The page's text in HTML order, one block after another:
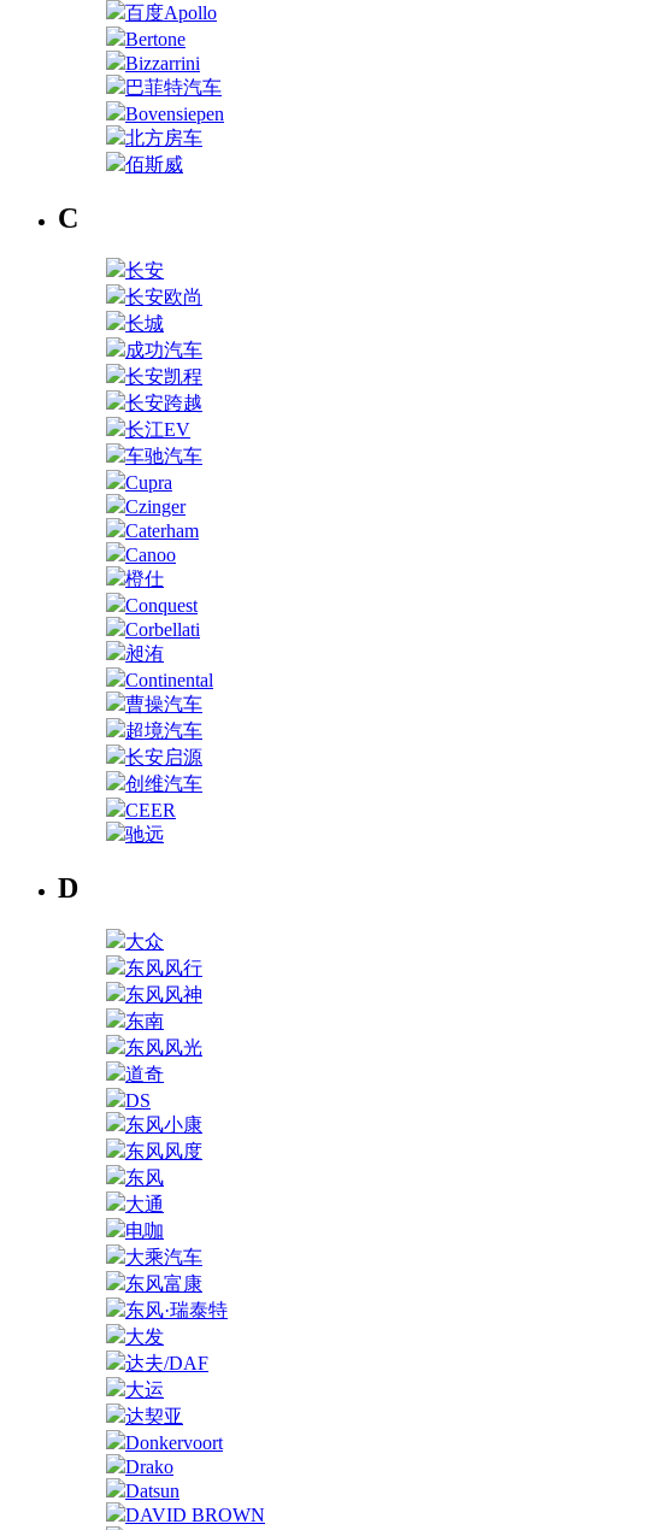
百度Apollo
Bertone
Bizzarrini
巴菲特汽车
Bovensiepen
北方房车
佰斯威
C
长安
长安欧尚
长城
成功汽车
长安凯程
长安跨越
长江EV
车驰汽车
Cupra
Czinger
Caterham
Canoo
橙仕
Conquest
Corbellati
昶洧
Continental
曹操汽车
超境汽车
长安启源
创维汽车
CEER
驰远
D
大众
东风风行
东风风神
东南
东风风光
道奇
DS
东风小康
东风风度
东风
大通
电咖
大乘汽车
东风富康
东风·瑞泰特
大发
达夫/DAF
大运
达契亚
Donkervoort
Drako
Datsun
DAVID BROWN